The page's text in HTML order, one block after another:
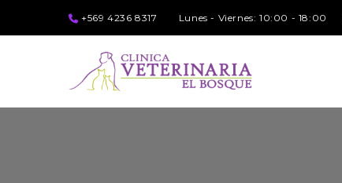
+569 4236 8317 Lunes - Viernes: 10:00 - 18:00